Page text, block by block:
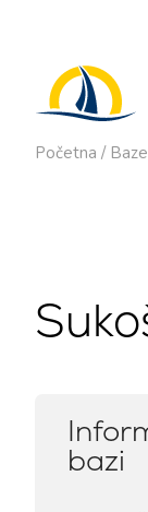
Početna / Baze
bazi